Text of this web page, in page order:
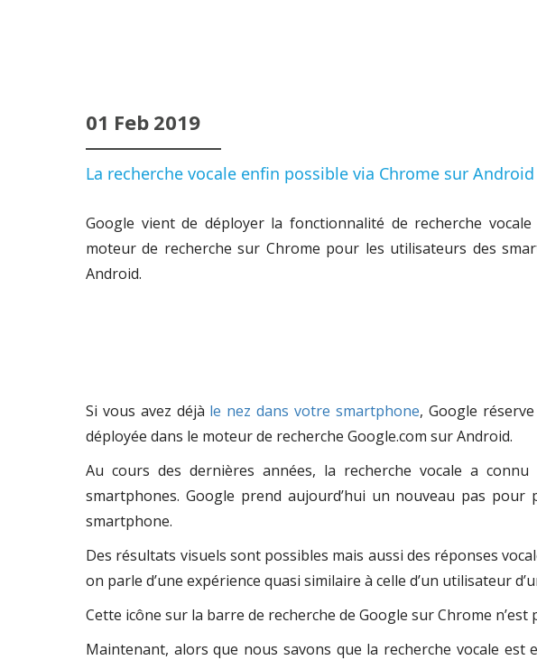
01 Feb 2019
La recherche vocale enfin possible via Chrome sur Android
Google vient de déployer la fonctionnalité de recherche
moteur de recherche sur Chrome pour les utilisateurs des
Android.
Si vous avez déjà le nez dans votre smartphone, Google
déployée dans le moteur de recherche Google.com sur Android.
Au cours des dernières années, la recherche vocale a
smartphones. Google prend aujourd’hui un nouveau pas
smartphone.
Des résultats visuels sont possibles mais aussi des réponses
on parle d’une expérience quasi similaire à celle d’un utilisateur
Cette icône sur la barre de recherche de Google sur Chrome
Maintenant, alors que nous savons que la recherche vocale